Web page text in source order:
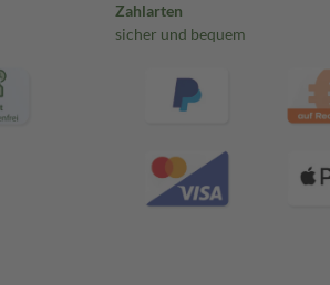
Zahlarten
sicher und bequem